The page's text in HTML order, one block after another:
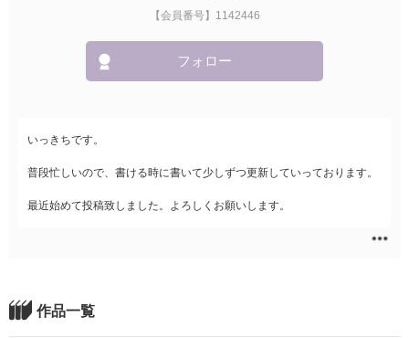
【会員番号】1142446
フォロー
いっきちです。
普段忙しいので、書ける時に書いて少しずつ更新していっております。
最近始めて投稿致しました。よろしくお願いします。
作品一覧